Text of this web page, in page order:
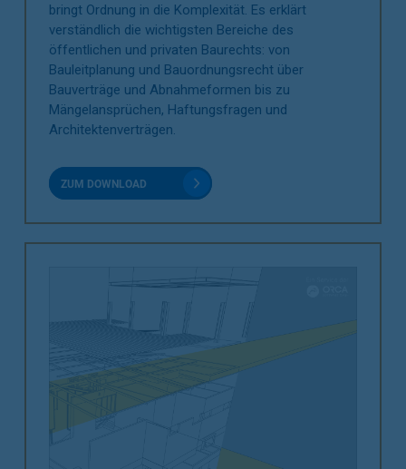
bringt Ordnung in die Komplexität. Es erklärt
verständlich die wichtigsten Bereiche des
öffentlichen und privaten Baurechts: von
Bauleitplanung und Bauordnungsrecht über
Bauverträge und Abnahmeformen bis zu
Mängelansprüchen, Haftungsfragen und
Architektenverträgen.
ZUM DOWNLOAD